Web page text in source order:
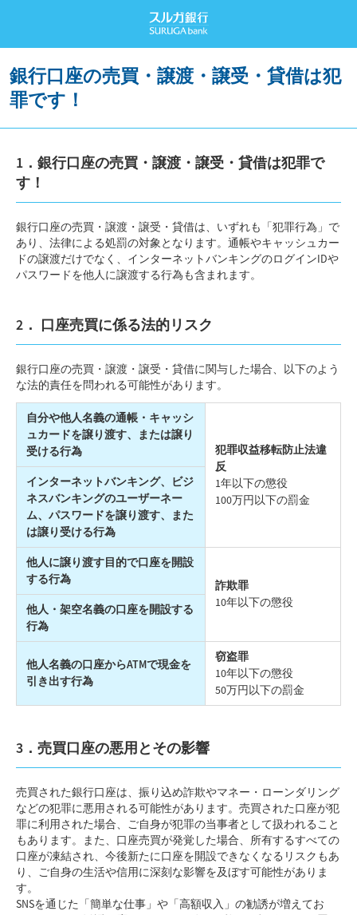
銀行口座の売買・譲渡・譲受・貸借は犯
罪です！
1．銀行口座の売買・譲渡・譲受・貸借は犯罪で
す！
銀行口座の売買・譲渡・譲受・貸借は、いずれも「犯罪行為」で
あり、法律による処罰の対象となります。通帳やキャッシュカー
ドの譲渡だけでなく、インターネットバンキングのログインIDや
パスワードを他人に譲渡する行為も含まれます。
2． 口座売買に係る法的リスク
銀行口座の売買・譲渡・譲受・貸借に関与した場合、以下のよう
な法的責任を問われる可能性があります。
自分や他人名義の通帳・キャッシ
ュカードを譲り渡す、
または譲り
受ける行為
犯罪収益移転防止法違
反
1年以下の懲役
100万円以下の罰金
インターネットバンキング、ビジ
ネスバンキングのユーザーネー
ム、パスワードを譲り渡す、また
は譲り受ける行為
他人に譲り渡す目的で口座を開設
する行為
詐欺罪
10年以下の懲役
他人・架空名義の口座を開設する
行為
他人名義の口座からATMで現金を
引き出す行為
窃盗罪
10年以下の懲役
50万円以下の罰金
3．売買口座の悪用とその影響
売買された銀行口座は、振り込め詐欺やマネー・ローンダリング
などの犯罪に悪用される可能性があります。売買された口座が犯
罪に利用された場合、ご自身が犯罪の当事者として扱われること
もあります。また、口座売買が発覚した場合、所有するすべての
口座が凍結され、今後新たに口座を開設できなくなるリスクもあ
り、ご自身の生活や信用に深刻な影響を及ぼす可能性がありま
す。
SNSを通じた「簡単な仕事」や「高額収入」の勧誘が増えてお